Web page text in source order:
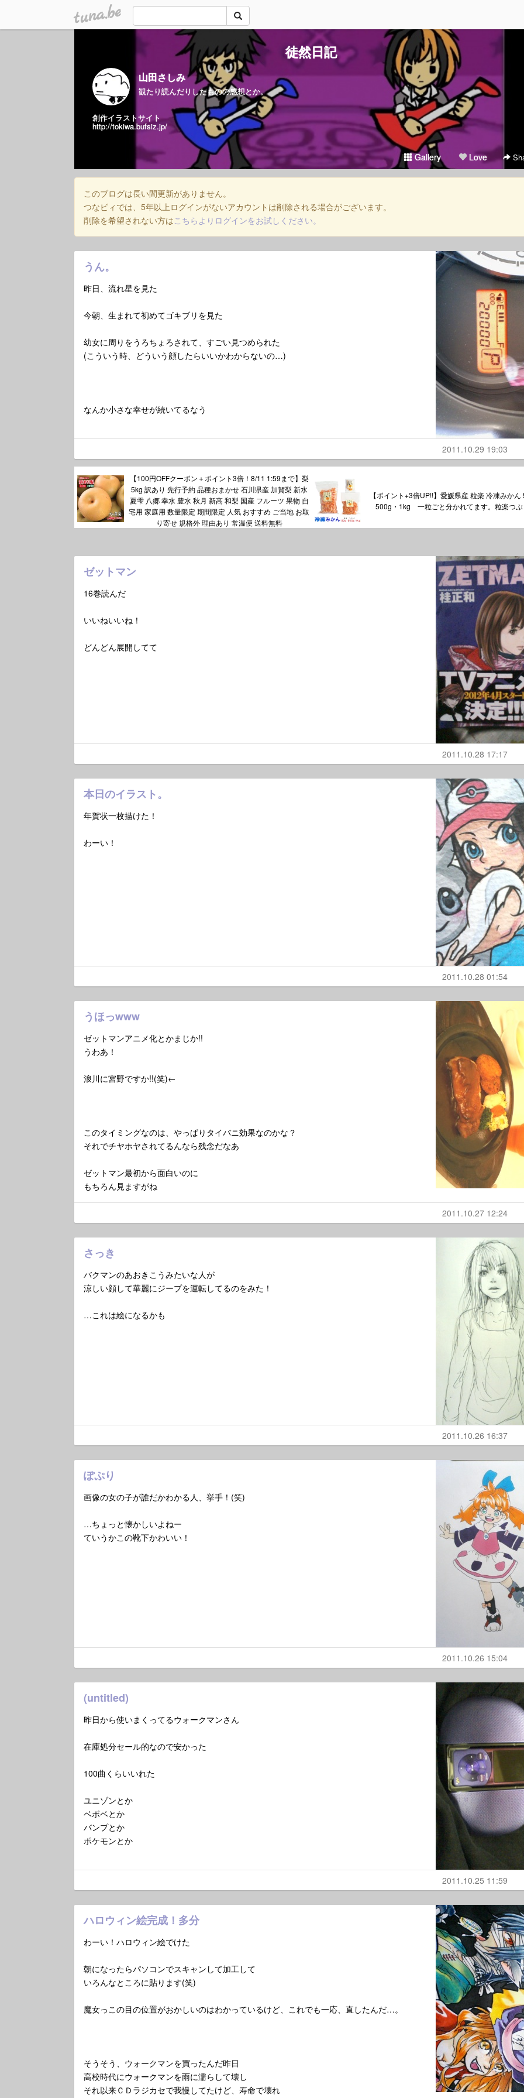
tuna.be
徒然日記
山田さしみ
観たり読んだりしたものの感想とか。
創作イラストサイト
http://tokiwa.bufsiz.jp/
Gallery Love
このブログは長い間更新がありません。
つなビィでは、5年以上ログインがないアカウントは削除される場合がございます。
削除を希望されない方はこちらよりログインをお試しください。
うん。
昨日、流れ星を見た
今朝、生まれて初めてゴキブリを見た
幼女に周りをうろちょろされて、すごい見つめられた
(こういう時、どういう顔したらいいかわからないの…)
なんか小さな幸せが続いてるなう
2011.10.29 19:03
【100円OFFクーポン＋ポイント3倍！8/11 1:59まで】梨
5kg 訳あり 先行予約 品種おまかせ 石川県産 加賀梨 新水
夏雫 八郷 幸水 豊水 秋月 新高 和梨 国産 フルーツ 果物 自
宅用 家庭用 数量限定 期間限定 人気 おすすめ ご当地 お取
り寄せ 規格外 理由あり 常温便 送料無料
【ポイント+3倍UP!!】愛媛県産 粒楽 冷凍みかん
500g・1kg 一粒ごと分かれてます。粒楽つぶ
ゼットマン
16巻読んだ
いいねいいね！
どんどん展開してて
2011.10.28 17:17
本日のイラスト。
年賀状一枚描けた！
わーい！
2011.10.28 01:54
うほっwww
ゼットマンアニメ化とかまじか!!
うわあ！
浪川に宮野ですか!!(笑)←
このタイミングなのは、やっぱりタイバニ効果なのかな？
それでチヤホヤされてるんなら残念だなあ
ゼットマン最初から面白いのに
もちろん見ますがね
2011.10.27 12:24
さっき
バクマンのあおきこうみたいな人が
涼しい顔して華麗にジープを運転してるのをみた！
…これは絵になるかも
2011.10.26 16:37
ぽぷり
画像の女の子が誰だかわかる人、挙手！(笑)
…ちょっと懐かしいよねー
ていうかこの靴下かわいい！
2011.10.26 15:04
(untitled)
昨日から使いまくってるウォークマンさん
在庫処分セール的なので安かった
100曲くらいいれた
ユニゾンとか
ベボベとか
バンプとか
ポケモンとか
2011.10.25 11:59
ハロウィン絵完成！多分
わーい！ハロウィン絵でけた
朝になったらパソコンでスキャンして加工して
いろんなところに貼ります(笑)
魔女っこの目の位置がおかしいのはわかっているけど、これでも一応、直したんだ…。
そうそう、ウォークマンを買ったんだ昨日
高校時代にウォークマンを雨に濡らして壊し
それ以来ＣＤラジカセで我慢してたけど、寿命で壊れ